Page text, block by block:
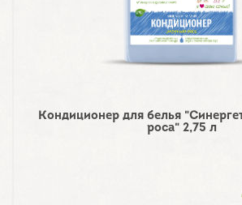
Кондиционер для белья
роса" 2,75 л